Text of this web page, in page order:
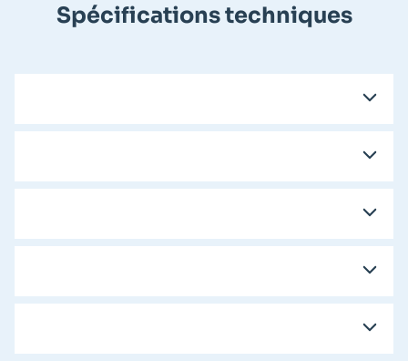
Spécifications techniques